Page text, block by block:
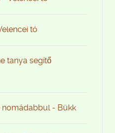
tó
tanya segítő
nomádabbul - Bükk